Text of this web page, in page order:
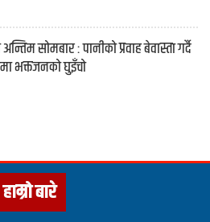
सोमबार : पानीको प्रवाह बेवास्ता गर्दै
भक्तजनको घुइँचो
हाम्रो बारे